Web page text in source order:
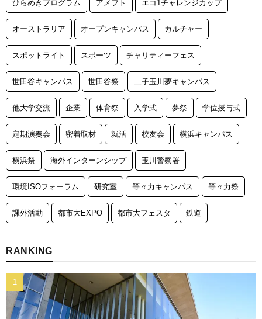
ひらめきプログラム アメフト エコ1チャレンジカップ
オーストラリア オープンキャンパス カルチャー
スポットライト スポーツ チャリティーフェス
世田谷キャンパス 世田谷祭 二子玉川夢キャンパス
他大学交流 企業 体育祭 入学式 夢祭 学位授与式
定期演奏会 密着取材 就活 校友会 横浜キャンパス
横浜祭 海外インターンシップ 玉川警察署
環境ISOフォーラム 研究室 等々力キャンパス 等々力祭
課外活動 都市大EXPO 都市大フェスタ 鉄道
RANKING